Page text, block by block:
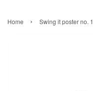
Home › Swing it poster no. 1